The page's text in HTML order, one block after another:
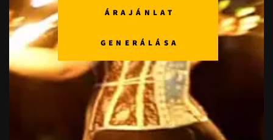
ÁRAJÁNLAT
GENERÁLÁSA